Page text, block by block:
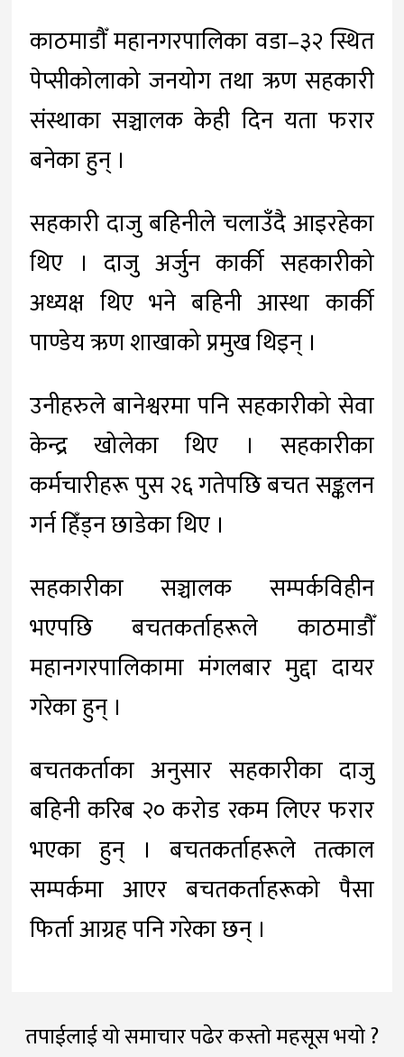
काठमाडौँ महानगरपालिका वडा–३२ स्थित
पेप्सीकोलाको जनयोग तथा ऋण सहकारी
संस्थाका सञ्चालक केही दिन यता फरार
बनेका हुन् ।
सहकारी दाजु बहिनीले चलाउँदै आइरहेका
थिए । दाजु अर्जुन कार्की सहकारीको
अध्यक्ष थिए भने बहिनी आस्था कार्की
पाण्डेय ऋण शाखाको प्रमुख थिइन् ।
उनीहरुले बानेश्वरमा पनि सहकारीको सेवा
केन्द्र खोलेका थिए । सहकारीका
कर्मचारीहरू पुस २६ गतेपछि बचत सङ्कलन
गर्न हिँड्न छाडेका थिए ।
सहकारीका सञ्चालक सम्पर्कविहीन
भएपछि बचतकर्ताहरूले काठमाडौँ
महानगरपालिकामा मंगलबार मुद्दा दायर
गरेका हुन् ।
बचतकर्ताका अनुसार सहकारीका दाजु
बहिनी करिब २० करोड रकम लिएर फरार
भएका हुन् । बचतकर्ताहरूले तत्काल
सम्पर्कमा आएर बचतकर्ताहरूको पैसा
फिर्ता आग्रह पनि गरेका छन् ।
तपाईलाई यो समाचार पढेर कस्तो महसूस भयो ?